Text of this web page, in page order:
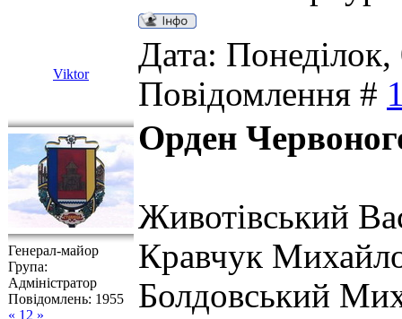
Viktor
Дата:
Повідомлення #
Генерал-майор
Група:
Адміністратор
Повідомлень: 1955
« 12 »
Орден
Животівський
Кравчук
Болдовський